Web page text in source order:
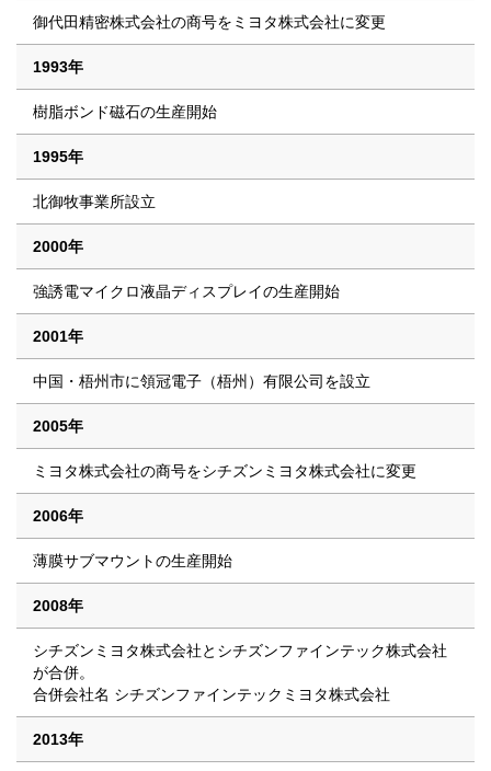
御代田精密株式会社の商号をミヨタ株式会社に変更
1993年
樹脂ボンド磁石の生産開始
1995年
北御牧事業所設立
2000年
強誘電マイクロ液晶ディスプレイの生産開始
2001年
中国・梧州市に領冠電子（梧州）有限公司を設立
2005年
ミヨタ株式会社の商号をシチズンミヨタ株式会社に変更
2006年
薄膜サブマウントの生産開始
2008年
シチズンミヨタ株式会社とシチズンファインテック株式会社
が合併。
合併会社名 シチズンファインテックミヨタ株式会社
2013年